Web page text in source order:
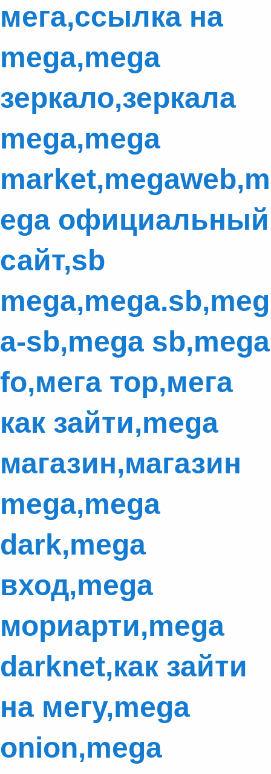
мега,ссылка на
mega,mega
зеркало,зеркала
mega,mega
market,megaweb,m
ega официальный
сайт,sb
mega,mega.sb,meg
a-sb,mega sb,mega
fo,мега тор,мега
как зайти,mega
магазин,магазин
mega,mega
dark,mega
вход,mega
мориарти,mega
darknet,как зайти
на мегу,mega
onion,mega